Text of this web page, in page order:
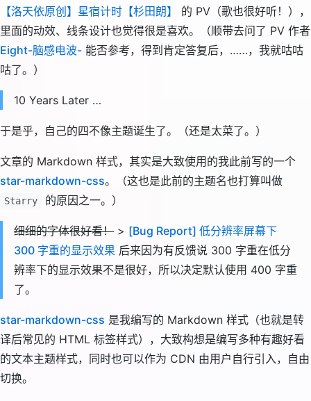
【洛天依原创】星宿计时【杉田朗】
的 PV（歌也很好听！），
里面的动效、线条设计也觉得很是喜欢。（顺带去问了 PV 作者
Eight-脑感电波- 能否参考，得到肯定答复后，……，我就咕咕
咕了。）
10 Years Later …
于是乎，自己的四不像主题诞生了。（还是太菜了。）
文章的 Markdown 样式，其实是大致使用的我此前写的一个
star-markdown-css。（这也是此前的主题名也打算叫做
Starry 的原因之一。）
细细的字体很好看！ > [Bug Report] 低分辨率屏幕下
300 字重的显示效果 后来因为有反馈说 300 字重在低分
辨率下的显示效果不是很好，所以决定默认使用 400 字重
了。
star-markdown-css 是我编写的 Markdown 样式（也就是转
译后常见的 HTML 标签样式），大致构想是编写多种有趣好看
的文本主题样式，同时也可以作为 CDN 由用户自行引入，自由
切换。